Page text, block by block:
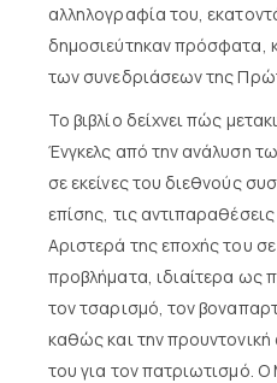
αλληλογραφία του,
δημοσιεύτηκαν πρόσφατα,
των συνεδριάσεων της
Το βιβλίο δείχνει πώς
Ένγκελς από την ανάλυση
σε εκείνες του διεθνούς
επίσης, τις
Αριστερά της εποχής του
προβλήματα, ιδιαίτερα ως
τον τσαρισμό, τον
καθώς και την
του για τον πατριωτισμό.